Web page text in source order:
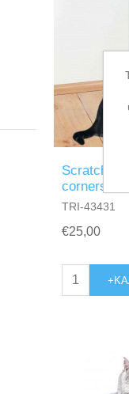
Scratching
corners,
TRI-43431
€25,00